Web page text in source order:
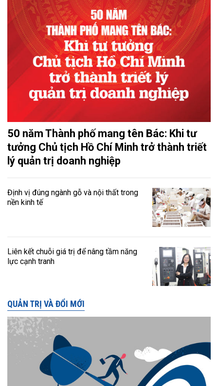
50 năm Thành phố mang tên Bác: Khi tư
tưởng Chủ tịch Hồ Chí Minh trở thành triết
lý quản trị doanh nghiệp
Định vị đúng ngành gỗ và nội thất trong
nền kinh tế
Liên kết chuỗi giá trị để nâng tầm năng
lực cạnh tranh
QUẢN TRỊ VÀ ĐỔI MỚI